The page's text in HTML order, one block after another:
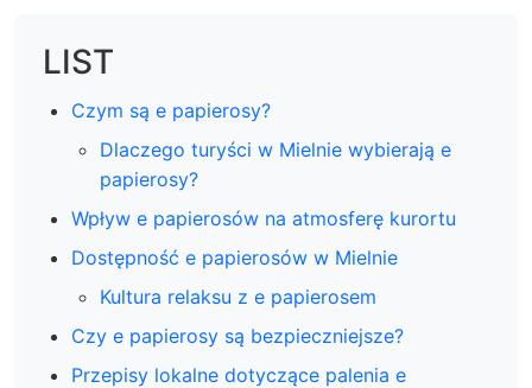
LIST
Czym są e papierosy?
Dlaczego turyści w Mielnie wybierają e
papierosy?
Wpływ e papierosów na atmosferę kurortu
Dostępność e papierosów w Mielnie
Kultura relaksu z e papierosem
Czy e papierosy są bezpieczniejsze?
Przepisy lokalne dotyczące palenia e